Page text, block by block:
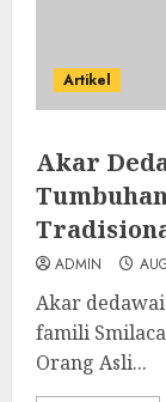
Artikel
Akar
ADMIN
Akar
famili
Orang Asli...